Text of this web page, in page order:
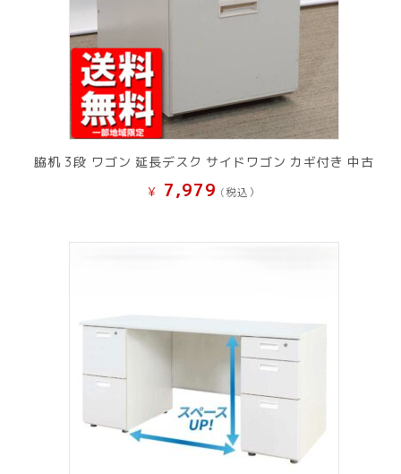
脇机 3段 ワゴン 延長デスク サイドワゴン カギ付き 中古
¥ 7,979 (税込）